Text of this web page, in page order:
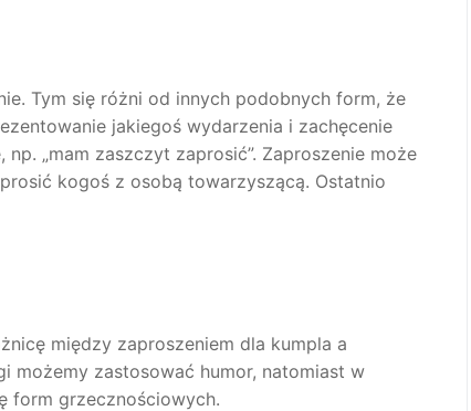
Tym się różni od innych podobnych form, że
jakiegoś wydarzenia i zachęcenie
„mam zaszczyt zaprosić”. Zaproszenie może
kogoś z osobą towarzyszącą. Ostatnio
między zaproszeniem dla kumpla a
możemy zastosować humor, natomiast w
form grzecznościowych.